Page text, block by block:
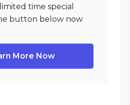
time special
button below now
More Now